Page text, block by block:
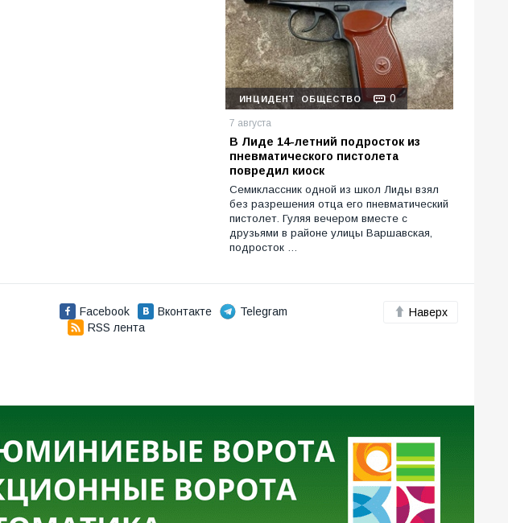
ИНЦИДЕНТ ОБЩЕСТВО 0
7 августа
В Лиде 14-летний подросток из
пневматического пистолета
повредил киоск
Семиклассник одной из школ Лиды взял
без разрешения отца его пневматический
пистолет. Гуляя вечером вместе с
друзьями в районе улицы Варшавская,
подросток …
Facebook Вконтакте
Telegram
RSS лента
Наверх